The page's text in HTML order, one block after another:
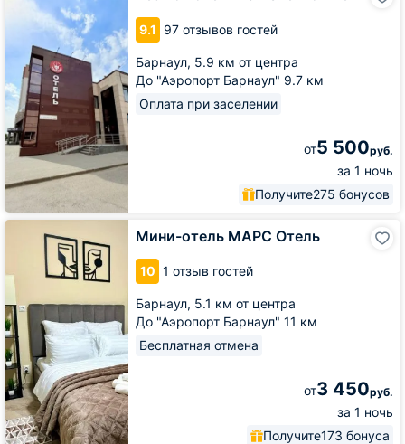
9.1 97 отзывов гостей
Барнаул, 5.9 км от центра
До "Аэропорт Барнаул" 9.7 км
Оплата при заселении
от5 500руб.
за 1 ночь
Получите275 бонусов
Взлётной
Мини-отель МАРС Отель
10 1 отзыв гостей
Барнаул, 5.1 км от центра
До "Аэропорт Барнаул" 11 км
Бесплатная отмена
от3 450руб.
за 1 ночь
Получите173 бонуса
Мини-
Отель